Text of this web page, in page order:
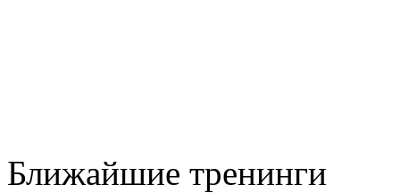
Ближайшие тренинги